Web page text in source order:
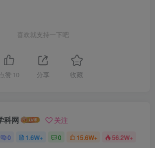
喜欢就支持一下吧
点赞 10 分享 收藏
科网 关注
0 1.6W+ 0 15.6W+ 56.2W+